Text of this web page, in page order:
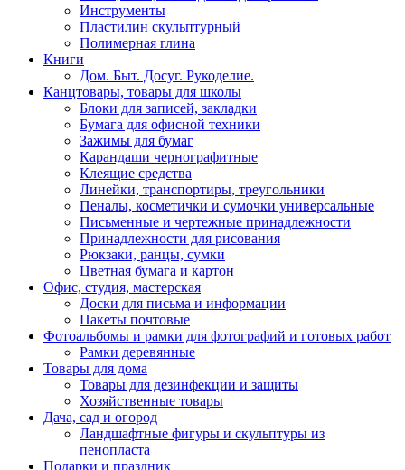
Инструменты
Пластилин скульптурный
Полимерная глина
Книги
Дом. Быт. Досуг. Рукоделие.
Канцтовары, товары для школы
Блоки для записей, закладки
Бумага для офисной техники
Зажимы для бумаг
Карандаши чернографитные
Клеящие средства
Линейки, транспортиры, треугольники
Пеналы, косметички и сумочки универсальные
Письменные и чертежные принадлежности
Принадлежности для рисования
Рюкзаки, ранцы, сумки
Цветная бумага и картон
Офис, студия, мастерская
Доски для письма и информации
Пакеты почтовые
Фотоальбомы и рамки для фотографий и готовых работ
Рамки деревянные
Товары для дома
Товары для дезинфекции и защиты
Хозяйственные товары
Дача, сад и огород
Ландшафтные фигуры и скульптуры из
пенопласта
Подарки и праздник